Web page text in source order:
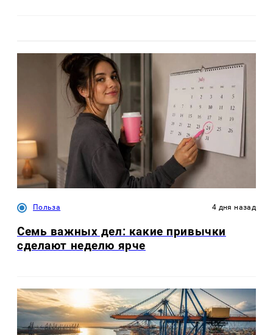
Польза 4 дня назад
Семь важных дел: какие привычки
сделают неделю ярче